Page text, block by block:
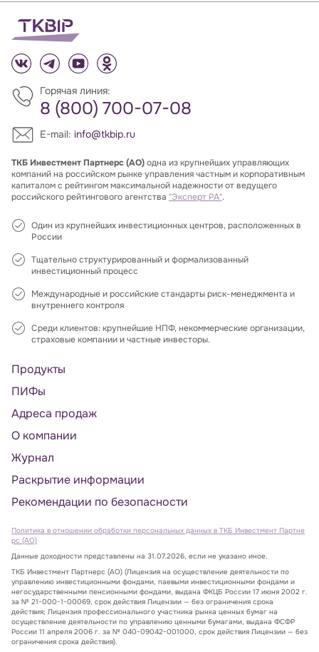
Горячая линия:
8 (800) 700-07-08
E-mail: info@tkbip.ru
ТКБ Инвестмент Партнерс (АО)одна из крупнейших управляющих
компаний на российском рынке управления частным и корпоративным
капиталом с рейтингом максимальной надежности от ведущего
российского рейтингового агентства "Эксперт РА".
Один из крупнейших инвестиционных центров, расположенных в
России
Тщательно структурированный и формализованный
инвестиционный процесс
Международные и российские стандарты риск-менеджмента и
внутреннего контроля
Среди клиентов: крупнейшие НПФ, некоммерческие организации,
страховые компании и частные инвесторы.
Продукты
ПИФы
Адреса продаж
О компании
Журнал
Раскрытие информации
Рекомендации по безопасности
Политика в отношении обработки персональных данных в ТКБ Инвестмент Партне
рс (АО)
Данные доходности представлены на 31.07.2026, если не указано иное.
ТКБ Инвестмент Партнерс (АО) (Лицензия на осуществление деятельности по
управлению инвестиционными фондами, паевыми инвестиционными фондами и
негосударственными пенсионными фондами, выдана ФКЦБ России 17 июня 2002 г.
за № 21-000-1-00069, срок действия Лицензии — без ограничения срока
действия; Лицензия профессионального участника рынка ценных бумаг на
осуществление деятельности по управлению ценными бумагами, выдана ФСФР
России 11 апреля 2006 г. за № 040-09042-001000, срок действия Лицензии — без
ограничения срока действия).